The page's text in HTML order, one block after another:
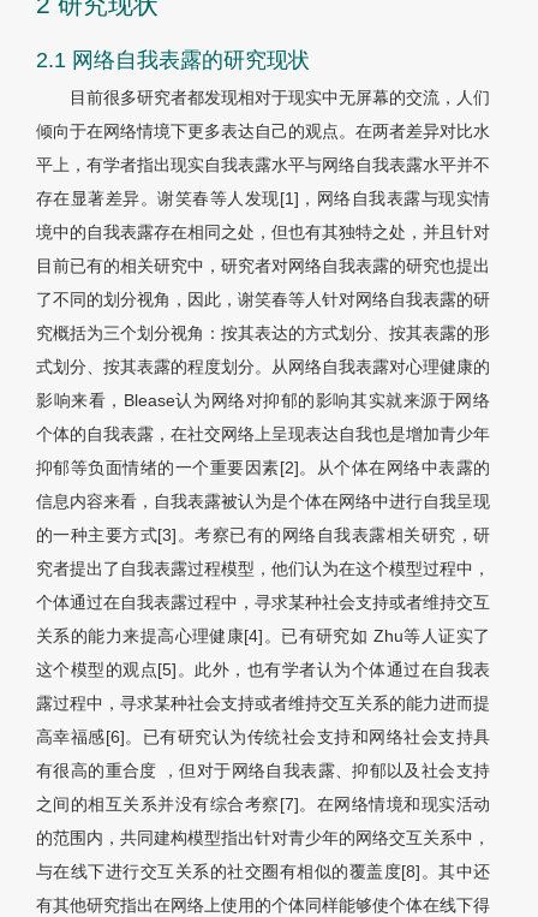
2.1 网络自我表露的研究现状
目前很多研究者都发现相对于现实中无屏幕的交流，人们
倾向于在网络情境下更多表达自己的观点。在两者差异对比水
平上，有学者指出现实自我表露水平与网络自我表露水平并不
存在显著差异。谢笑春等人发现[1]，网络自我表露与现实情
境中的自我表露存在相同之处，但也有其独特之处，并且针对
目前已有的相关研究中，研究者对网络自我表露的研究也提出
了不同的划分视角，因此，谢笑春等人针对网络自我表露的研
究概括为三个划分视角：按其表达的方式划分、按其表露的形
式划分、按其表露的程度划分。从网络自我表露对心理健康的
影响来看，Blease认为网络对抑郁的影响其实就来源于网络
个体的自我表露，在社交网络上呈现表达自我也是增加青少年
抑郁等负面情绪的一个重要因素[2]。从个体在网络中表露的
信息内容来看，自我表露被认为是个体在网络中进行自我呈现
的一种主要方式[3]。考察已有的网络自我表露相关研究，研
究者提出了自我表露过程模型，他们认为在这个模型过程中，
个体通过在自我表露过程中，寻求某种社会支持或者维持交互
关系的能力来提高心理健康[4]。已有研究如 Zhu等人证实了
这个模型的观点[5]。此外，也有学者认为个体通过在自我表
露过程中，寻求某种社会支持或者维持交互关系的能力进而提
高幸福感[6]。已有研究认为传统社会支持和网络社会支持具
有很高的重合度 ，但对于网络自我表露、抑郁以及社会支持
之间的相互关系并没有综合考察[7]。在网络情境和现实活动
的范围内，共同建构模型指出针对青少年的网络交互关系中，
与在线下进行交互关系的社交圈有相似的覆盖度[8]。其中还
有其他研究指出在网络上使用的个体同样能够使个体在线下得